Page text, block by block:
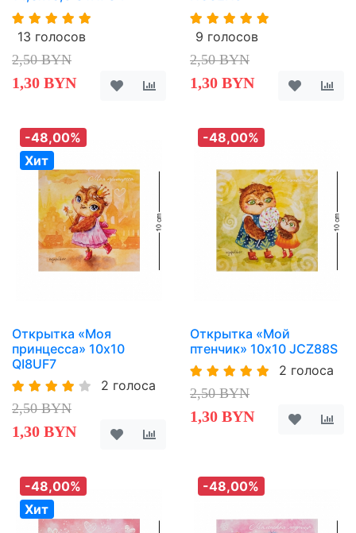
13 голосов
2,50 BYN
1,30 BYN
9 голосов
2,50 BYN
1,30 BYN
-48,00%
Хит
Открытка «Моя
принцесса» 10х10
QI8UF7
2 голоса
2,50 BYN
1,30 BYN
-48,00%
Открытка «Мой
птенчик» 10х10 JCZ88S
2 голоса
2,50 BYN
1,30 BYN
-48,00%
Хит
-48,00%